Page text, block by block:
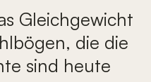
Gleichgewicht
die die
sind heute